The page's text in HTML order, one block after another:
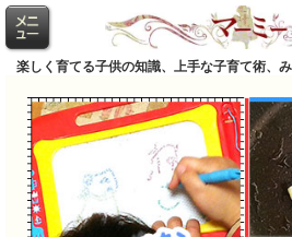
楽しく育てる子供の知識、上手な子育て術、